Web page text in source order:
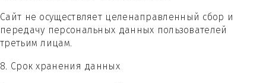
Сайт не осуществляет целенаправленный сбор и
передачу персональных данных пользователей
третьим лицам.
8. Срок хранения данных